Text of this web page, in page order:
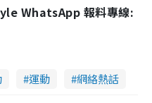
WhatsApp 報料專線:
運動 網絡熱話